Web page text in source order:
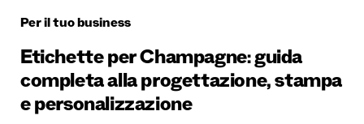
Per il tuo business
Etichette per Champagne: guida
completa alla progettazione, stampa
e personalizzazione